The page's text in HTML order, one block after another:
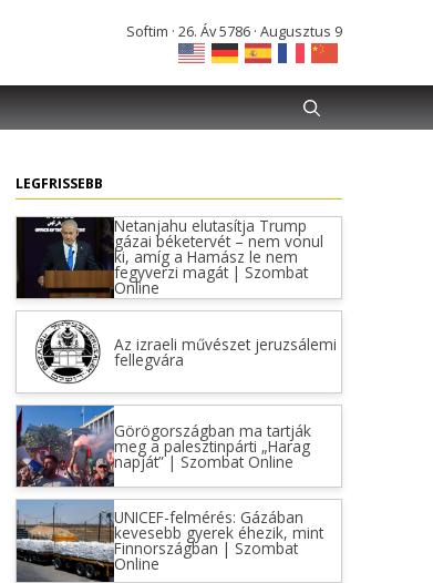
Softim · 26. Áv 5786 · Augusztus 9
LEGFRISSEBB
Netanjahu elutasítja Trump
gázai béketervét – nem vonul
ki, amíg a Hamász le nem
fegyverzi magát | Szombat
Online
Az izraeli művészet jeruzsálemi
fellegvára
Görögországban ma tartják
meg a palesztinpárti „Harag
napját” | Szombat Online
UNICEF-felmérés: Gázában
kevesebb gyerek éhezik, mint
Finnországban | Szombat
Online